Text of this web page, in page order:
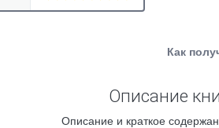
Как
Описание
Описание и краткое